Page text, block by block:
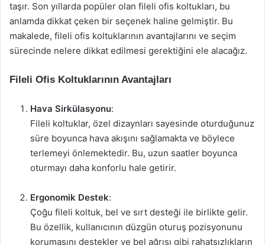
taşır. Son yıllarda popüler olan fileli ofis koltukları, bu
anlamda dikkat çeken bir seçenek haline gelmiştir. Bu
makalede, fileli ofis koltuklarının avantajlarını ve seçim
sürecinde nelere dikkat edilmesi gerektiğini ele alacağız.
Fileli Ofis Koltuklarının Avantajları
Hava Sirkülasyonu:
Fileli koltuklar, özel dizaynları sayesinde oturduğunuz
süre boyunca hava akışını sağlamakta ve böylece
terlemeyi önlemektedir. Bu, uzun saatler boyunca
oturmayı daha konforlu hale getirir.
Ergonomik Destek:
Çoğu fileli koltuk, bel ve sırt desteği ile birlikte gelir.
Bu özellik, kullanıcının düzgün oturuş pozisyonunu
korumasını destekler ve bel ağrısı gibi rahatsızlıkların